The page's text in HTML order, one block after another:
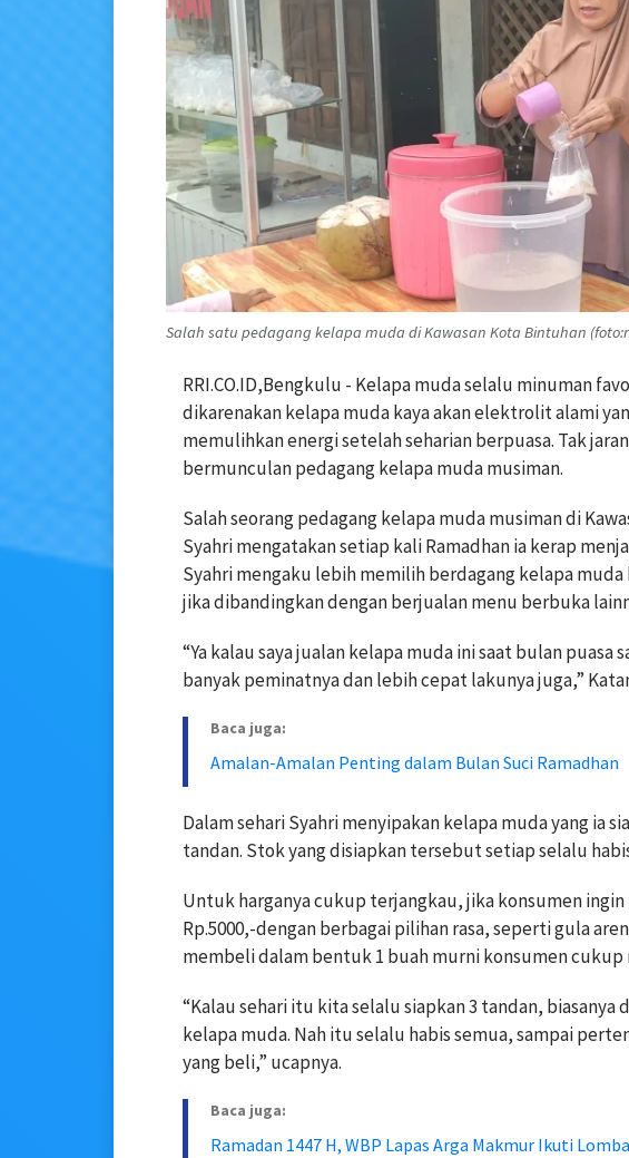
Salah satu pedagang kelapa muda di Kawasan Kota Bintuhan
RRI.CO.ID,Bengkulu - Kelapa muda selalu minuman
dikarenakan kelapa muda kaya akan elektrolit alami
memulihkan energi setelah seharian berpuasa. Tak
bermunculan pedagang kelapa muda musiman.
Salah seorang pedagang kelapa muda musiman di
Syahri mengatakan setiap kali Ramadhan ia kerap
Syahri mengaku lebih memilih berdagang kelapa
jika dibandingkan dengan berjualan menu berbuka
“Ya kalau saya jualan kelapa muda ini saat bulan puasa
banyak peminatnya dan lebih cepat lakunya juga,”
Baca juga:
Amalan-Amalan Penting dalam Bulan Suci Ramadhan
Dalam sehari Syahri menyipakan kelapa muda yang ia
tandan. Stok yang disiapkan tersebut setiap selalu
Untuk harganya cukup terjangkau, jika konsumen
Rp.5000,-dengan berbagai pilihan rasa, seperti gula
membeli dalam bentuk 1 buah murni konsumen cukup
“Kalau sehari itu kita selalu siapkan 3 tandan, biasanya
kelapa muda. Nah itu selalu habis semua, sampai
yang beli,” ucapnya.
Baca juga:
Ramadan 1447 H, WBP Lapas Arga Makmur Ikuti